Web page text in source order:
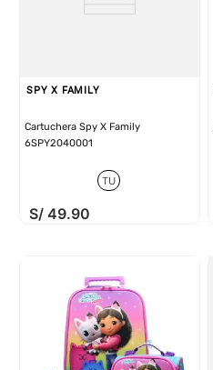
SPY X FAMILY
Cartuchera Spy X Family
6SPY2040001
TU
S/ 49.90